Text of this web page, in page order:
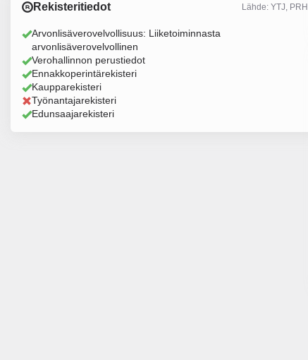
Rekisteritiedot Lähde: YTJ, PRH
Arvonlisäverovelvollisuus: Liiketoiminnasta
arvonlisäverovelvollinen
Verohallinnon perustiedot
Ennakkoperintärekisteri
Kaupparekisteri
Työnantajarekisteri
Edunsaajarekisteri